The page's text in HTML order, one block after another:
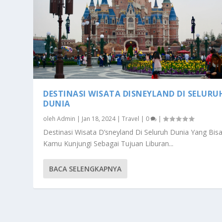
DESTINASI WISATA DISNEYLAND DI
DUNIA
olehAdmin | Jan 18, 2024|Travel | 0 |
Destinasi Wisata D’sneyland Di Seluruh Dunia Yang
Kamu Kunjungi Sebagai Tujuan Liburan...
BACA SELENGKAPNYA